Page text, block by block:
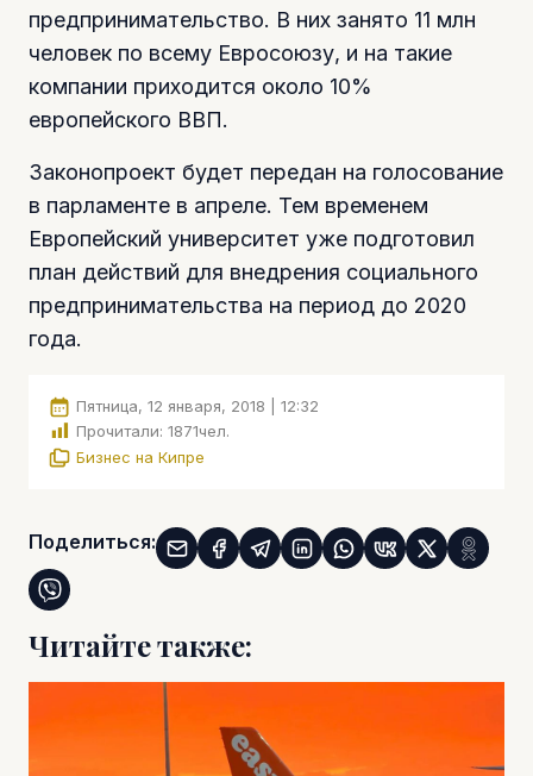
предпринимательство. В них занято 11 млн
человек по всему Евросоюзу, и на такие
компании приходится около 10%
европейского ВВП.
Законопроект будет передан на голосование
в парламенте в апреле. Тем временем
Европейский университет уже подготовил
план действий для внедрения социального
предпринимательства на период до 2020
года.
Пятница, 12 января, 2018 | 12:32
Прочитали: 1871чел.
Бизнес на Кипре
Поделиться:
Читайте также: